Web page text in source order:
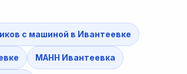
с машиной в Ивантеевке
МАНН Ивантеевка